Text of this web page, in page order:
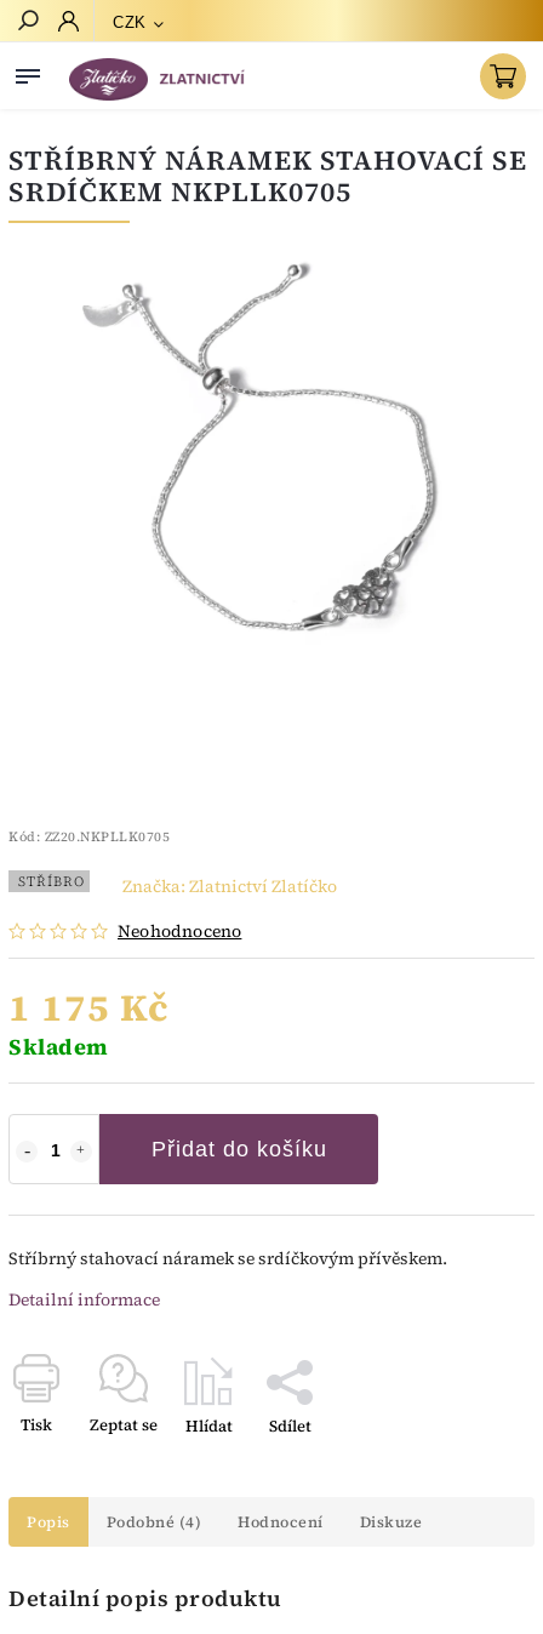
CZK
STŘÍBRNÝ NÁRAMEK STAHOVACÍ SE
SRDÍČKEM NKPLLK0705
Kód: ZZ20.NKPLLK0705
STŘÍBRO
Neohodnoceno
Značka: Zlatnictví Zlatíčko
1 175 Kč
Skladem
Přidat do košíku
Stříbrný stahovací náramek se srdíčkovým přívěskem.
Detailní informace
Tisk Zeptat se Hlídat Sdílet
Popis Podobné (4) Hodnocení Diskuze
Detailní popis produktu